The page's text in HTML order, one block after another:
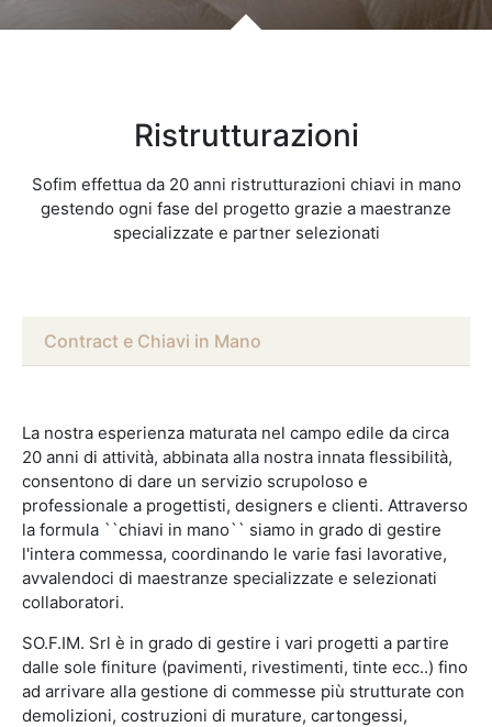
Ristrutturazioni
Sofim effettua da 20 anni ristrutturazioni chiavi in mano
gestendo ogni fase del progetto grazie a maestranze
specializzate e partner selezionati
Contract e Chiavi in Mano
La nostra esperienza maturata nel campo edile da circa
20 anni di attività, abbinata alla nostra innata flessibilità,
consentono di dare un servizio scrupoloso e
professionale a progettisti, designers e clienti. Attraverso
la formula ``chiavi in mano`` siamo in grado di gestire
l'intera commessa, coordinando le varie fasi lavorative,
avvalendoci di maestranze specializzate e selezionati
collaboratori.
SO.F.IM. Srl è in grado di gestire i vari progetti a partire
dalle sole finiture (pavimenti, rivestimenti, tinte ecc..) fino
ad arrivare alla gestione di commesse più strutturate con
demolizioni, costruzioni di murature, cartongessi,